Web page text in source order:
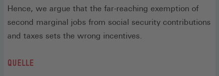
Hence, we argue that the far-reaching exemption of
second marginal jobs from social security contributions
and taxes sets the wrong incentives.
QUELLE